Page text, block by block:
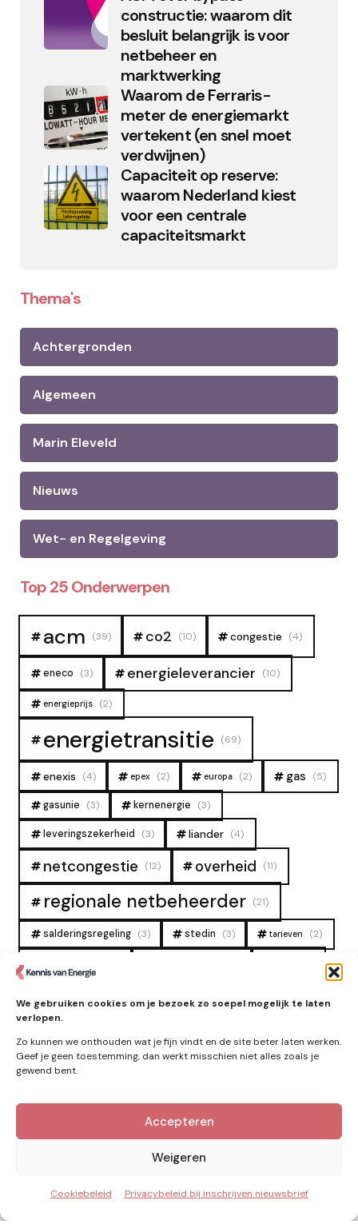
We gebruiken cookies om je bezoek zo soepel mogelijk te laten
verlopen.
Zo kunnen we onthouden wat je fijn vindt en de site beter laten werken.
Geef je geen toestemming, dan werkt misschien niet alles zoals je
gewend bent.
Accepteren
Weigeren
Cookiebeleid Privacybeleid bij inschrijven nieuwsbrief
constructie: waarom dit
besluit belangrijk is voor
netbeheer en
marktwerking
Waarom de Ferraris-
meter de energiemarkt
vertekent (en snel moet
verdwijnen)
Capaciteit op reserve:
waarom Nederland kiest
voor een centrale
capaciteitsmarkt
Thema's
Achtergronden
Algemeen
Marin Eleveld
Nieuws
Wet- en Regelgeving
Top 25 Onderwerpen
acm (39) co2 (10) congestie (4)
eneco (3) energieleverancier (10)
energieprijs (2)
energietransitie (69)
enexis (4) epex (2) europa (2) gas (5)
gasunie (3) kernenergie (3)
leveringszekerheid (3) liander (4)
netcongestie (12) overheid (11)
regionale netbeheerder (21)
salderingsregeling (3) stedin (3) tarieven (2)
tennet
zonne-energie (9)
Kennis van Energie in je mailbox?
Abonner op nieuwe artikelen.